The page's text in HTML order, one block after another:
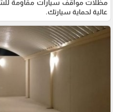
مظلات مواقف سيارات مقاومة
عالية لحماية سيارتك.